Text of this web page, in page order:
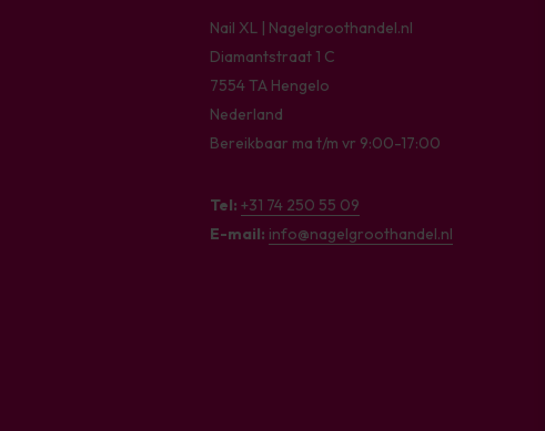
Nail XL | Nagelgroothandel.nl
Diamantstraat 1 C
7554 TA Hengelo
Nederland
Bereikbaar ma t/m vr 9:00-17:00
Tel: +31 74 250 55 09
E-mail: info@nagelgroothandel.nl